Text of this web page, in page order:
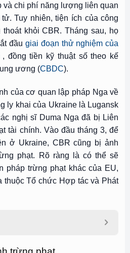
và chi phí năng lượng liên quan
Tuy nhiên, tiện ích của công
thoát khỏi CBR. Tháng sau, họ
đầu giai đoạn thử nghiệm của
đồng tiền kỹ thuật số theo kế
ương (CBDC).
của cơ quan lập pháp Nga về
ly khai của Ukraine là Lugansk
nghị sĩ Duma Nga đã bị Liên
tài chính. Vào đầu tháng 3, để
ở Ukraine, CBR cũng bị ảnh
phạt. Rõ ràng là có thể sẽ
pháp trừng phạt khác của EU,
thuộc Tổ chức Hợp tác và Phát